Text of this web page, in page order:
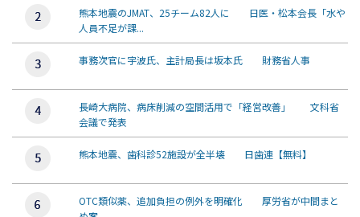
熊本地震のJMAT、25チーム82人に 日医・松本会長「水や
人員不足が課...
事務次官に宇波氏、主計局長は坂本氏 財務省人事
長崎大病院、病床削減の空間活用で「経営改善」 文科省
会議で発表
熊本地震、歯科診52施設が全半壊 日歯連【無料】
OTC類似薬、追加負担の例外を明確化 厚労省が中間まと